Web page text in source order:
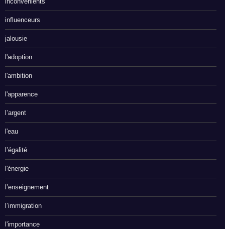
influenceurs
jalousie
l'adoption
l'ambition
l'apparence
l’argent
l'eau
l’égalité
l'énergie
l’enseignement
l’immigration
l'importance